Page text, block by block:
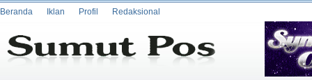
Beranda Iklan Profil Redaksional